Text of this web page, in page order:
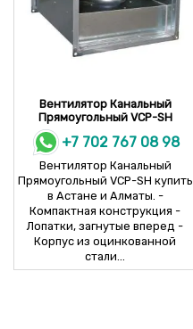
Вентилятор Канальный
Прямоугольный VCP-SH
+7 702 767 08 98
Вентилятор Канальный
Прямоугольный VCP-SH купить
в Астане и Алматы. -
Компактная конструкция -
Лопатки, загнутые вперед -
Корпус из оцинкованной
стали...